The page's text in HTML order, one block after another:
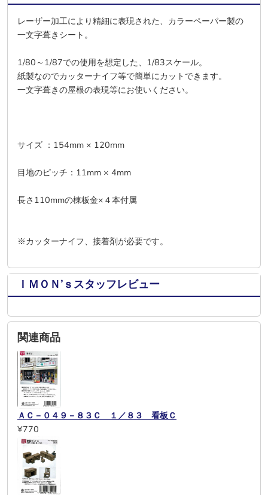
レーザー加工により精細に表現された、カラーペーパー製の
一文字葺きシート。
1/80～1/87での使用を想定した、1/83スケール。
紙製なのでカッターナイフ等で簡単にカットできます。
一文字葺きの屋根の表現等にお使いください。
サイズ ：154mm × 120mm
目地のピッチ：11mm × 4mm
長さ110mmの棟板金×４本付属
※カッターナイフ、接着剤が必要です。
ＩＭＯＮ’ｓスタッフレビュー
関連商品
ＡＣ－０４９－８３Ｃ １／８３ 看板Ｃ
¥770